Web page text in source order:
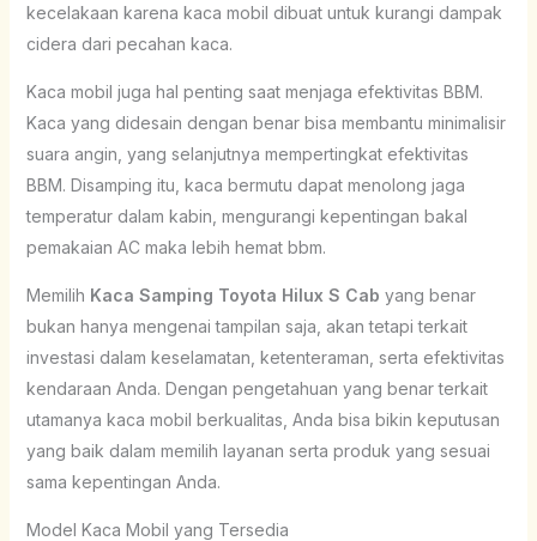
kecelakaan karena kaca mobil dibuat untuk kurangi dampak
cidera dari pecahan kaca.
Kaca mobil juga hal penting saat menjaga efektivitas BBM.
Kaca yang didesain dengan benar bisa membantu minimalisir
suara angin, yang selanjutnya mempertingkat efektivitas
BBM. Disamping itu, kaca bermutu dapat menolong jaga
temperatur dalam kabin, mengurangi kepentingan bakal
pemakaian AC maka lebih hemat bbm.
Memilih Kaca Samping Toyota Hilux S Cab yang benar
bukan hanya mengenai tampilan saja, akan tetapi terkait
investasi dalam keselamatan, ketenteraman, serta efektivitas
kendaraan Anda. Dengan pengetahuan yang benar terkait
utamanya kaca mobil berkualitas, Anda bisa bikin keputusan
yang baik dalam memilih layanan serta produk yang sesuai
sama kepentingan Anda.
Model Kaca Mobil yang Tersedia